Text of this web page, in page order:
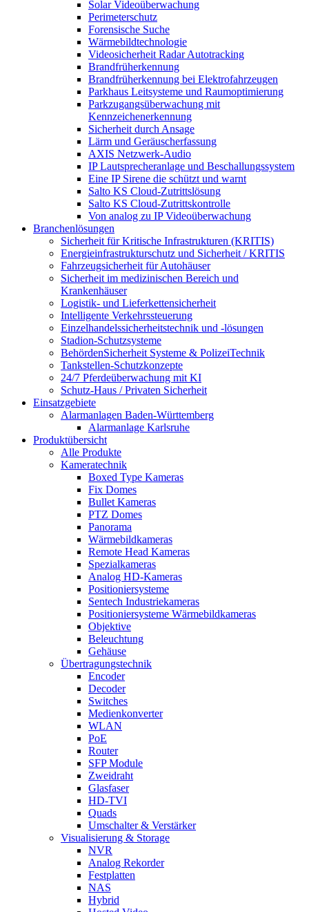
Solar Videoüberwachung
Perimeterschutz
Forensische Suche
Wärmebildtechnologie
Videosicherheit Radar Autotracking​
Brandfrüherkennung
Brandfrüherkennung bei Elektrofahrzeugen
Parkhaus Leitsysteme und Raumoptimierung
Parkzugangsüberwachung mit
Kennzeichenerkennung
Sicherheit durch Ansage
Lärm und Geräuscherfassung
AXIS Netzwerk-Audio
IP Lautsprecheranlage und Beschallungssystem
Eine IP Sirene die schützt und warnt
Salto KS Cloud-Zutrittslösung
Salto KS Cloud-Zutrittskontrolle
Von analog zu IP Videoüberwachung
Branchenlösungen
Sicherheit für Kritische Infrastrukturen (KRITIS)
Energieinfrastrukturschutz und Sicherheit / KRITIS
Fahrzeugsicherheit für Autohäuser
Sicherheit im medizinischen Bereich und
Krankenhäuser
Logistik- und Lieferkettensicherheit
Intelligente Verkehrssteuerung
Einzelhandelssicherheitstechnik und -lösungen
Stadion-Schutzsysteme
BehördenSicherheit Systeme & PolizeiTechnik
Tankstellen-Schutzkonzepte​
24/7 Pferdeüberwachung mit KI
Schutz-Haus / Privaten Sicherheit
Einsatzgebiete
Alarmanlagen Baden-Württemberg
Alarmanlage Karlsruhe
Produktübersicht
Alle Produkte
Kameratechnik
Boxed Type Kameras
Fix Domes
Bullet Kameras
PTZ Domes
Panorama
Wärmebildkameras
Remote Head Kameras
Spezialkameras
Analog HD-Kameras
Positioniersysteme
Sentech Industriekameras
Positioniersysteme Wärmebildkameras
Objektive
Beleuchtung
Gehäuse
Übertragungstechnik
Encoder
Decoder
Switches
Medienkonverter
WLAN
PoE
Router
SFP Module
Zweidraht
Glasfaser
HD-TVI
Quads
Umschalter & Verstärker
Visualisierung & Storage
NVR
Analog Rekorder
Festplatten
NAS
Hybrid